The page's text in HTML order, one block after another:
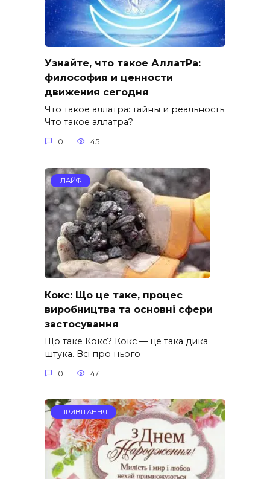
Узнайте, что такое АллатРа:
философия и ценности
движения сегодня
Что такое аллатра: тайны и реальность
Что такое аллатра?
0 45
ЛАЙФ
Кокс: Що це таке, процес
виробництва та основні сфери
застосування
Що таке Кокс? Кокс — це така дика
штука. Всі про нього
0 47
ПРИВІТАННЯ